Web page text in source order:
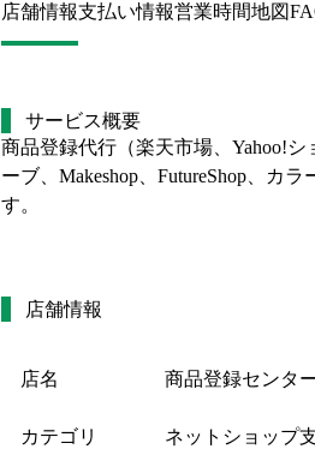
店舗情報支払い情報営業時間地図
サービス概要
商品登録代行（楽天市場、Yahoo!
ーブ、Makeshop、FutureShop、カ
す。
店舗情報
店名 商品登録センタ
カテゴリ ネットショップ